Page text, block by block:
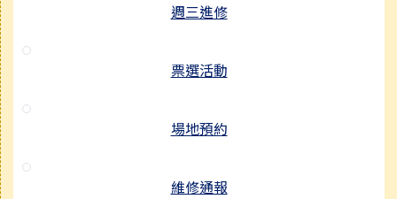
週三進修
票選活動
場地預約
維修通報